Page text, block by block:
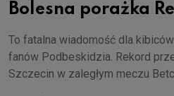
Bolesna porażka
To fatalna wiadomość dla
fanów Podbeskidzia. Rekord
Szczecin w zaległym meczu